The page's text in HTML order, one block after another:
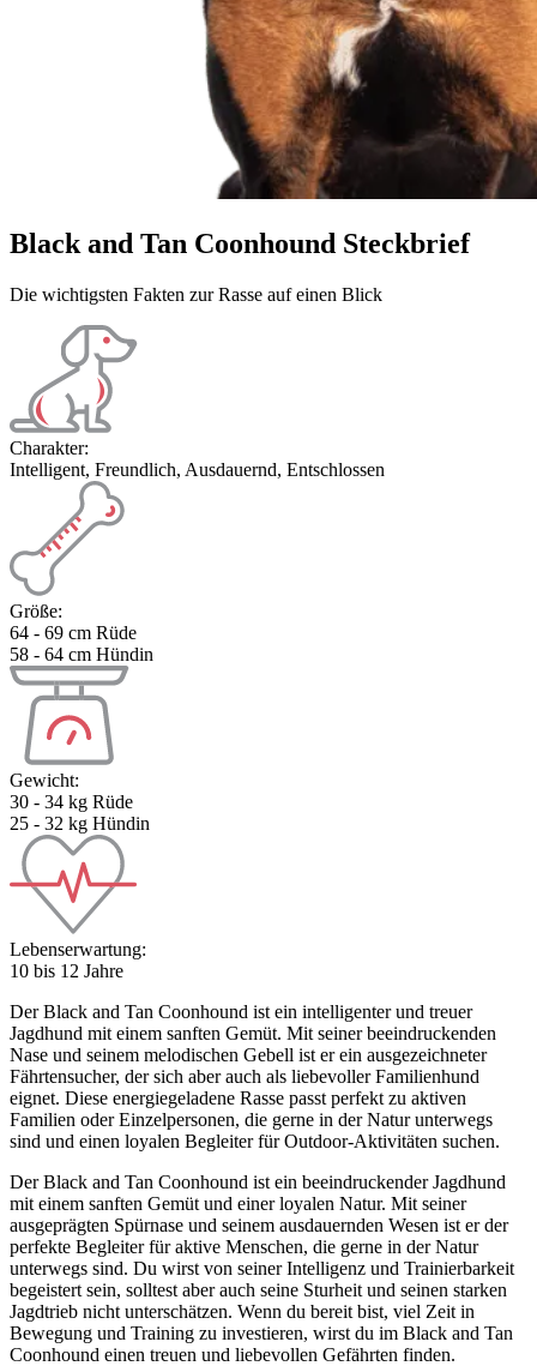
Black and Tan Coonhound Steckbrief
Die wichtigsten Fakten zur Rasse auf einen Blick
Charakter:
Intelligent, Freundlich, Ausdauernd, Entschlossen
Größe:
64 - 69 cm Rüde
58 - 64 cm Hündin
Gewicht:
30 - 34 kg Rüde
25 - 32 kg Hündin
Lebenserwartung:
10 bis 12 Jahre
Der Black and Tan Coonhound ist ein intelligenter und treuer
Jagdhund mit einem sanften Gemüt. Mit seiner beeindruckenden
Nase und seinem melodischen Gebell ist er ein ausgezeichneter
Fährtensucher, der sich aber auch als liebevoller Familienhund
eignet. Diese energiegeladene Rasse passt perfekt zu aktiven
Familien oder Einzelpersonen, die gerne in der Natur unterwegs
sind und einen loyalen Begleiter für Outdoor-Aktivitäten suchen.
Der Black and Tan Coonhound ist ein beeindruckender Jagdhund
mit einem sanften Gemüt und einer loyalen Natur. Mit seiner
ausgeprägten Spürnase und seinem ausdauernden Wesen ist er der
perfekte Begleiter für aktive Menschen, die gerne in der Natur
unterwegs sind. Du wirst von seiner Intelligenz und Trainierbarkeit
begeistert sein, solltest aber auch seine Sturheit und seinen starken
Jagdtrieb nicht unterschätzen. Wenn du bereit bist, viel Zeit in
Bewegung und Training zu investieren, wirst du im Black and Tan
Coonhound einen treuen und liebevollen Gefährten finden.